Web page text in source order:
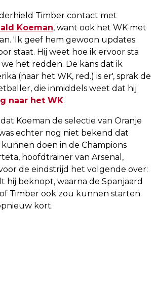
Timber contact met
Koeman, want ook het WK met
'Ik geef hem gewoon updates
staat. Hij weet hoe ik ervoor sta
het redden. De kans dat ik
(naar het WK, red.) is er', sprak de
die inmiddels weet dat hij
naar het WK.
Koeman de selectie van Oranje
echter nog niet bekend dat
doen in de Champions
hoofdtrainer van Arsenal,
de eindstrijd het volgende over:
hij beknopt, waarna de Spanjaard
Timber ook zou kunnen starten.
kort.